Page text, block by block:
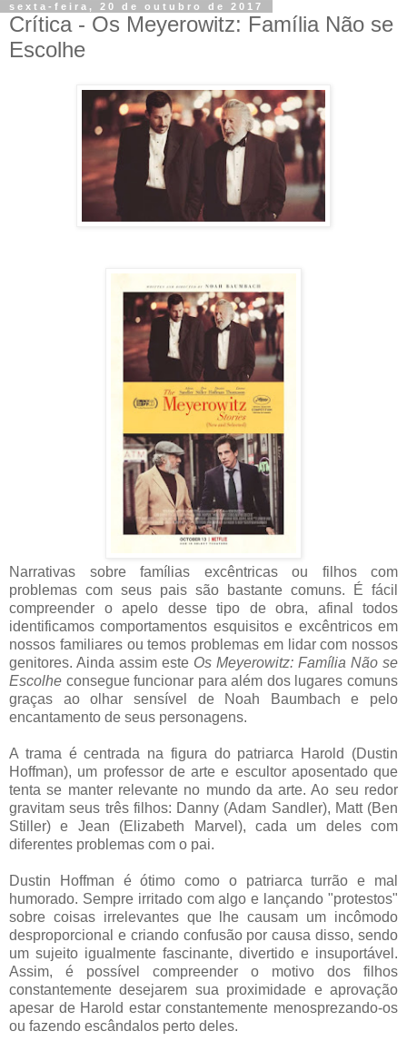
sexta-feira, 20 de outubro de 2017
Crítica - Os Meyerowitz: Família Não se
Escolhe
Narrativas sobre famílias excêntricas ou filhos com
problemas com seus pais são bastante comuns. É fácil
compreender o apelo desse tipo de obra, afinal todos
identificamos comportamentos esquisitos e excêntricos em
nossos familiares ou temos problemas em lidar com nossos
genitores. Ainda assim este Os Meyerowitz: Família Não se
Escolhe consegue funcionar para além dos lugares comuns
graças ao olhar sensível de Noah Baumbach e pelo
encantamento de seus personagens.
A trama é centrada na figura do patriarca Harold (Dustin
Hoffman), um professor de arte e escultor aposentado que
tenta se manter relevante no mundo da arte. Ao seu redor
gravitam seus três filhos: Danny (Adam Sandler), Matt (Ben
Stiller) e Jean (Elizabeth Marvel), cada um deles com
diferentes problemas com o pai.
Dustin Hoffman é ótimo como o patriarca turrão e mal
humorado. Sempre irritado com algo e lançando "protestos"
sobre coisas irrelevantes que lhe causam um incômodo
desproporcional e criando confusão por causa disso, sendo
um sujeito igualmente fascinante, divertido e insuportável.
Assim, é possível compreender o motivo dos filhos
constantemente desejarem sua proximidade e aprovação
apesar de Harold estar constantemente menosprezando-os
ou fazendo escândalos perto deles.